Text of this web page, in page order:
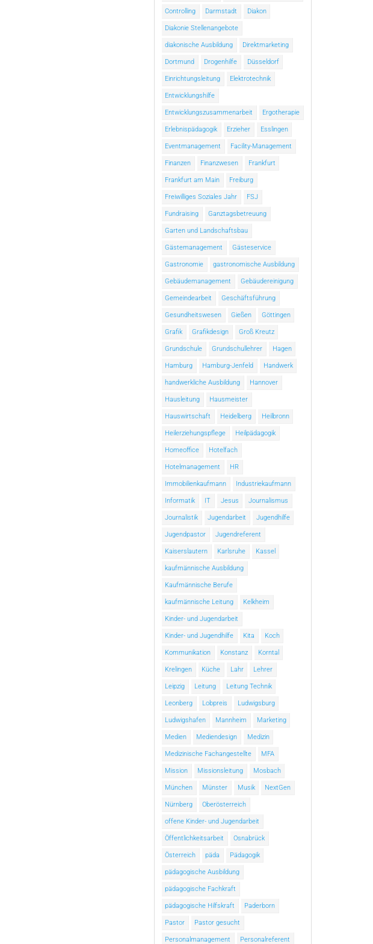
Controlling Darmstadt Diakon
Diakonie Stellenangebote
diakonische Ausbildung Direktmarketing
Dortmund Drogenhilfe Düsseldorf
Einrichtungsleitung Elektrotechnik
Entwicklungshilfe
Entwicklungszusammenarbeit Ergotherapie
Erlebnispädagogik Erzieher Esslingen
Eventmanagement Facility-Management
Finanzen Finanzwesen Frankfurt
Frankfurt am Main Freiburg
Freiwilliges Soziales Jahr FSJ
Fundraising Ganztagsbetreuung
Garten und Landschaftsbau
Gästemanagement Gästeservice
Gastronomie gastronomische Ausbildung
Gebäudemanagement Gebäudereinigung
Gemeindearbeit Geschäftsführung
Gesundheitswesen Gießen Göttingen
Grafik Grafikdesign Groß Kreutz
Grundschule Grundschullehrer Hagen
Hamburg Hamburg-Jenfeld Handwerk
handwerkliche Ausbildung Hannover
Hausleitung Hausmeister
Hauswirtschaft Heidelberg Heilbronn
Heilerziehungspflege Heilpädagogik
Homeoffice Hotelfach
Hotelmanagement HR
Immobilienkaufmann Industriekaufmann
Informatik IT Jesus Journalismus
Journalistik Jugendarbeit Jugendhilfe
Jugendpastor Jugendreferent
Kaiserslautern Karlsruhe Kassel
kaufmännische Ausbildung
Kaufmännische Berufe
kaufmännische Leitung Kelkheim
Kinder- und Jugendarbeit
Kinder- und Jugendhilfe Kita Koch
Kommunikation Konstanz Korntal
Krelingen Küche Lahr Lehrer
Leipzig Leitung Leitung Technik
Leonberg Lobpreis Ludwigsburg
Ludwigshafen Mannheim Marketing
Medien Mediendesign Medizin
Medizinische Fachangestellte MFA
Mission Missionsleitung Mosbach
München Münster Musik NextGen
Nürnberg Oberösterreich
offene Kinder- und Jugendarbeit
Öffentlichkeitsarbeit Osnabrück
Österreich päda Pädagogik
pädagogische Ausbildung
pädagogische Fachkraft
pädagogische Hilfskraft Paderborn
Pastor Pastor gesucht
Personalmanagement Personalreferent